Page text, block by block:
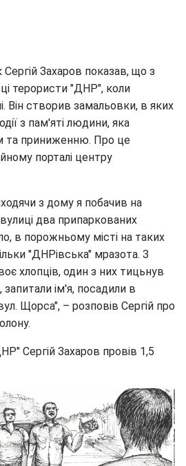
Захаров показав, що з
терористи "ДНР", коли
Він створив замальовки, в яких
з пам'яті людини, яка
та приниженню. Про це
порталі центру
з дому я побачив на
два припаркованих
в порожньому місті на таких
"ДНРівська" мразота. З
хлопців, один з них тицьнув
запитали ім'я, посадили в
Щорса", – розповів Сергій про
Сергій Захаров провів 1,5